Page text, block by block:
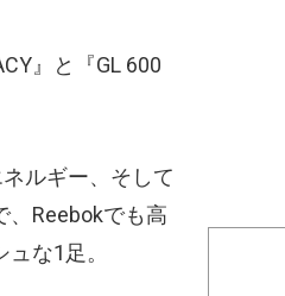
』と『GL 600
ルギー、そして
、Reebokでも高
な1足。